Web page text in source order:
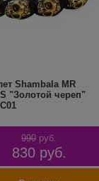
Shambala MR
"Золотой череп"
990 руб.
830 руб.